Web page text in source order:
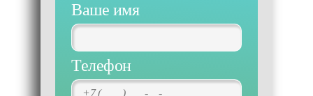
Ваше имя
Телефон